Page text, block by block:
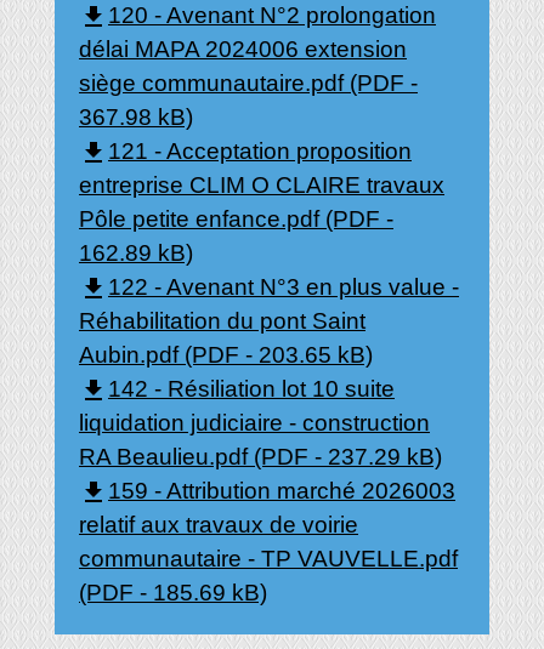
file_download 120 - Avenant N°2 prolongation
délai MAPA 2024006 extension
siège communautaire.pdf (PDF -
367.98 kB)
file_download 121 - Acceptation proposition
entreprise CLIM O CLAIRE travaux
Pôle petite enfance.pdf (PDF -
162.89 kB)
file_download 122 - Avenant N°3 en plus value -
Réhabilitation du pont Saint
Aubin.pdf (PDF - 203.65 kB)
file_download 142 - Résiliation lot 10 suite
liquidation judiciaire - construction
RA Beaulieu.pdf (PDF - 237.29 kB)
file_download 159 - Attribution marché 2026003
relatif aux travaux de voirie
communautaire - TP VAUVELLE.pdf
(PDF - 185.69 kB)